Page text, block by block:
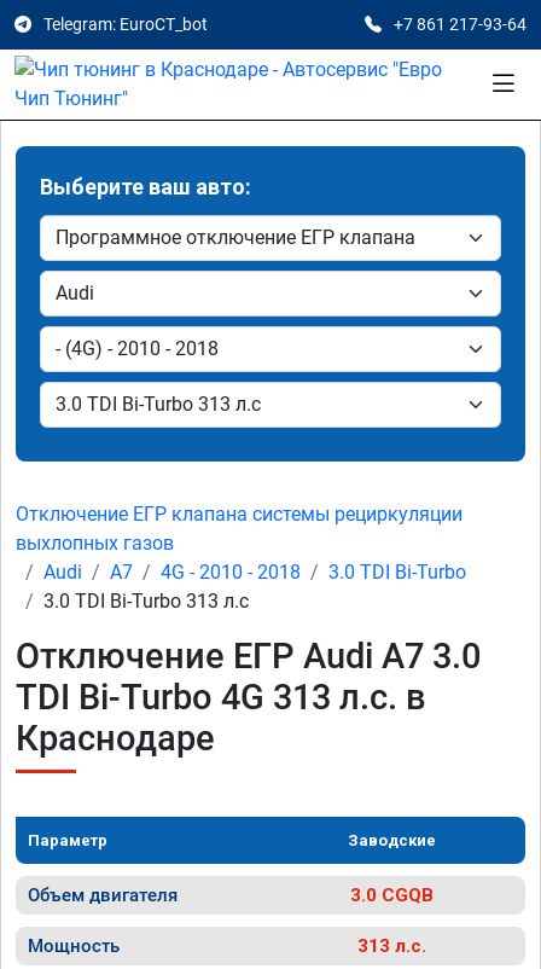
Telegram: EuroCT_bot +7 861 217-93-64
Выберите ваш авто:
Отключение ЕГР клапана системы рециркуляции
выхлопных газов
Audi
A7 4G - 2010 - 2018
3.0 TDI Bi-Turbo
3.0 TDI Bi-Turbo 313 л.с
Отключение ЕГР Audi A7 3.0
TDI Bi-Turbo 4G 313 л.с. в
Краснодаре
Параметр Заводские
Объем двигателя 3.0 CGQB
Мощность 313 л.с.